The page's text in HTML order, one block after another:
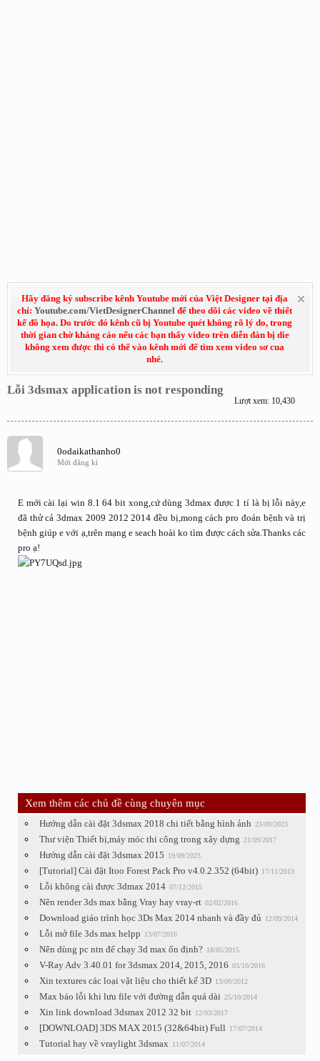
Hãy đăng ký subscribe kênh Youtube mới của Việt Designer tại địa
chỉ: Youtube.com/VietDesignerChannel để theo dõi các video về thiết
kế đồ họa. Do trước đó kênh cũ bị Youtube quét không rõ lý do, trong
thời gian chờ kháng cáo nếu các bạn thấy video trên diễn đàn bị die
không xem được thì có thể vào kênh mới để tìm xem video sơ cua
nhé.
Lỗi 3dsmax application is not responding
Lượt xem: 10,430
0odaikathanho0
Mới đăng kí
E mới cài lại win 8.1 64 bit xong,cứ dùng 3dmax được 1 tí là bị lỗi này,e
đã thử cả 3dmax 2009 2012 2014 đều bị,mong cách pro đoán bệnh và trị
bệnh giúp e với ạ,trên mạng e seach hoài ko tìm được cách sửa.Thanks các
pro ạ!
Xem thêm các chủ đề cùng chuyên mục
Hướng dẫn cài đặt 3dsmax 2018 chi tiết bằng hình ảnh 23/09/2023
Thư viện Thiết bị,máy móc thi công trong xây dựng 21/09/2017
Hướng dẫn cài đặt 3dsmax 2015 19/09/2023
[Tutorial] Cài đặt Itoo Forest Pack Pro v4.0.2.352 (64bit) 17/11/2013
Lỗi không cài được 3dmax 2014 07/12/2015
Nên render 3ds max bằng Vray hay vray-rt 02/02/2016
Download giáo trình học 3Ds Max 2014 nhanh và đầy đủ 12/09/2014
Lỗi mở file 3ds max helpp 13/07/2016
Nên dùng pc ntn để chạy 3d max ổn định? 18/05/2015
V-Ray Adv 3.40.01 for 3dsmax 2014, 2015, 2016 03/10/2016
Xin textures các loại vật liệu cho thiết kế 3D 13/09/2012
Max báo lỗi khi lưu file với đường dẫn quá dài 25/10/2014
Xin link download 3dsmax 2012 32 bit 12/03/2017
[DOWNLOAD] 3DS MAX 2015 (32&64bit) Full 17/07/2014
Tutorial hay về vraylight 3dsmax 11/07/2014